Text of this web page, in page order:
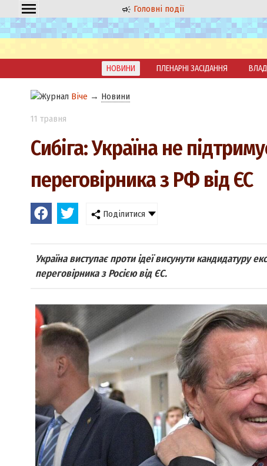
Головні події
НОВИНИ ПЛЕНАРНІ ЗАСІДАННЯ
Віче → Новини
11 травня
Сибіга: Україна не
переговірника з РФ від ЄС
Поділитися
Україна виступає проти ідеї висунути кандидатуру
переговірника з Росією від ЄС.